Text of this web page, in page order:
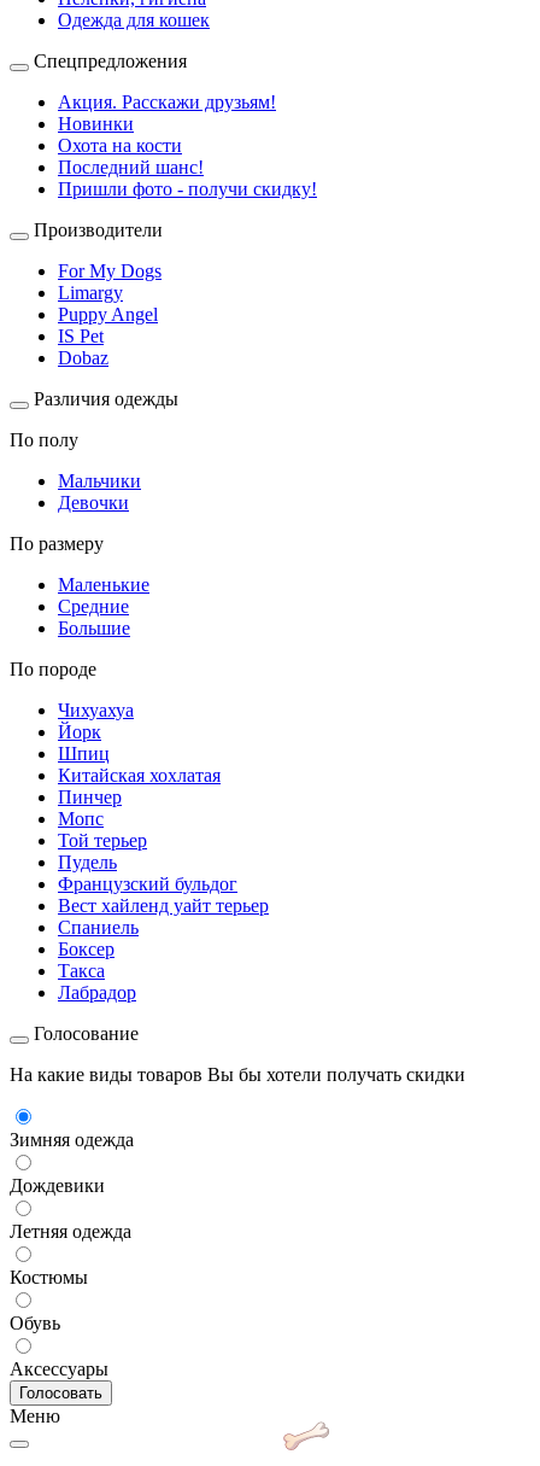
Одежда для кошек
Спецпредложения
Акция. Расскажи друзьям!
Новинки
Охота на кости
Последний шанс!
Пришли фото - получи скидку!
Производители
For My Dogs
Limargy
Puppy Angel
IS Pet
Dobaz
Различия одежды
По полу
Мальчики
Девочки
По размеру
Маленькие
Средние
Большие
По породе
Чихуахуа
Йорк
Шпиц
Китайская хохлатая
Пинчер
Мопс
Той терьер
Пудель
Французский бульдог
Вест хайленд уайт терьер
Спаниель
Боксер
Такса
Лабрадор
Голосование
На какие виды товаров Вы бы хотели получать скидки
Зимняя одежда
Дождевики
Летняя одежда
Костюмы
Обувь
Аксессуары
Меню